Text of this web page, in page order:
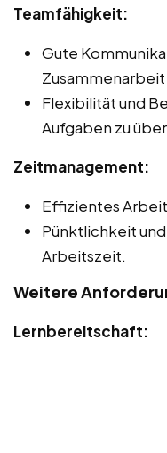
Teamfähigkeit:
Gute
Zusammenarbeit
Flexibilität und
Aufgaben zu
Zeitmanagement:
Effizientes
Pünktlichkeit
Arbeitszeit.
Weitere
Lernbereitschaft: